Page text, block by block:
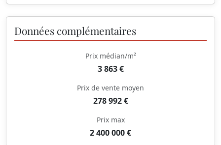
Données complémentaires
Prix médian/m²
3 863 €
Prix de vente moyen
278 992 €
Prix max
2 400 000 €